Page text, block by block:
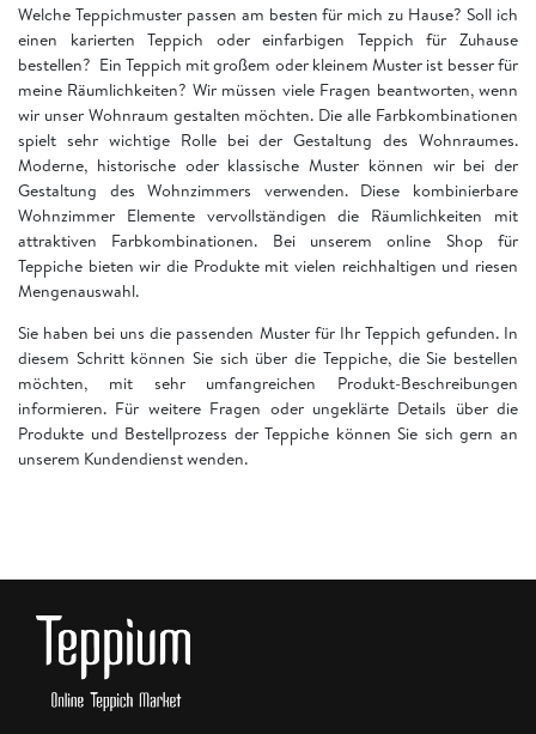
Welche Teppichmuster passen am besten für mich zu Hause? Soll ich
einen karierten Teppich oder einfarbigen Teppich für Zuhause
bestellen? Ein Teppich mit großem oder kleinem Muster ist besser für
meine Räumlichkeiten? Wir müssen viele Fragen beantworten, wenn
wir unser Wohnraum gestalten möchten. Die alle Farbkombinationen
spielt sehr wichtige Rolle bei der Gestaltung des Wohnraumes.
Moderne, historische oder klassische Muster können wir bei der
Gestaltung des Wohnzimmers verwenden. Diese kombinierbare
Wohnzimmer Elemente vervollständigen die Räumlichkeiten mit
attraktiven Farbkombinationen. Bei unserem online Shop für
Teppiche bieten wir die Produkte mit vielen reichhaltigen und riesen
Mengenauswahl.
Sie haben bei uns die passenden Muster für Ihr Teppich gefunden. In
diesem Schritt können Sie sich über die Teppiche, die Sie bestellen
möchten, mit sehr umfangreichen Produkt-Beschreibungen
informieren. Für weitere Fragen oder ungeklärte Details über die
Produkte und Bestellprozess der Teppiche können Sie sich gern an
unserem Kundendienst wenden.